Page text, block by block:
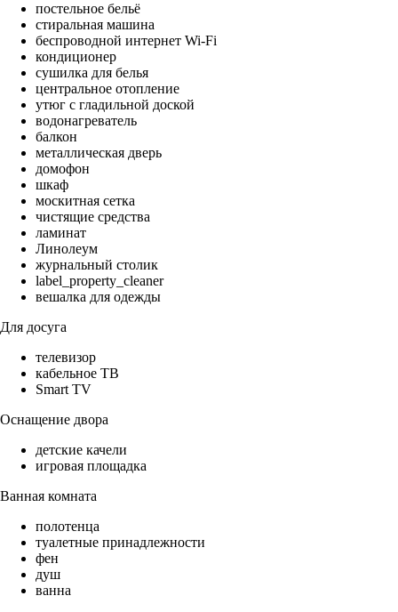
постельное бельё
стиральная машина
беспроводной интернет Wi-Fi
кондиционер
сушилка для белья
центральное отопление
утюг с гладильной доской
водонагреватель
балкон
металлическая дверь
домофон
шкаф
москитная сетка
чистящие средства
ламинат
Линолеум
журнальный столик
label_property_cleaner
вешалка для одежды
Для досуга
телевизор
кабельное ТВ
Smart TV
Оснащение двора
детские качели
игровая площадка
Ванная комната
полотенца
туалетные принадлежности
фен
душ
ванна